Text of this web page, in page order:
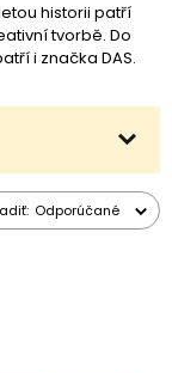
historii patří
tvorbě. Do
i značka DAS.
mezi ty
a po zaschnutí
následně
hmotou o
hmotou o
tvorbu.
Odporúčané